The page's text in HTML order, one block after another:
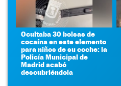
Ocultaba 30 bolsas de
cocaína en este elemento
para niños de su coche: la
Policía Municipal de
Madrid acabó
descubriéndola